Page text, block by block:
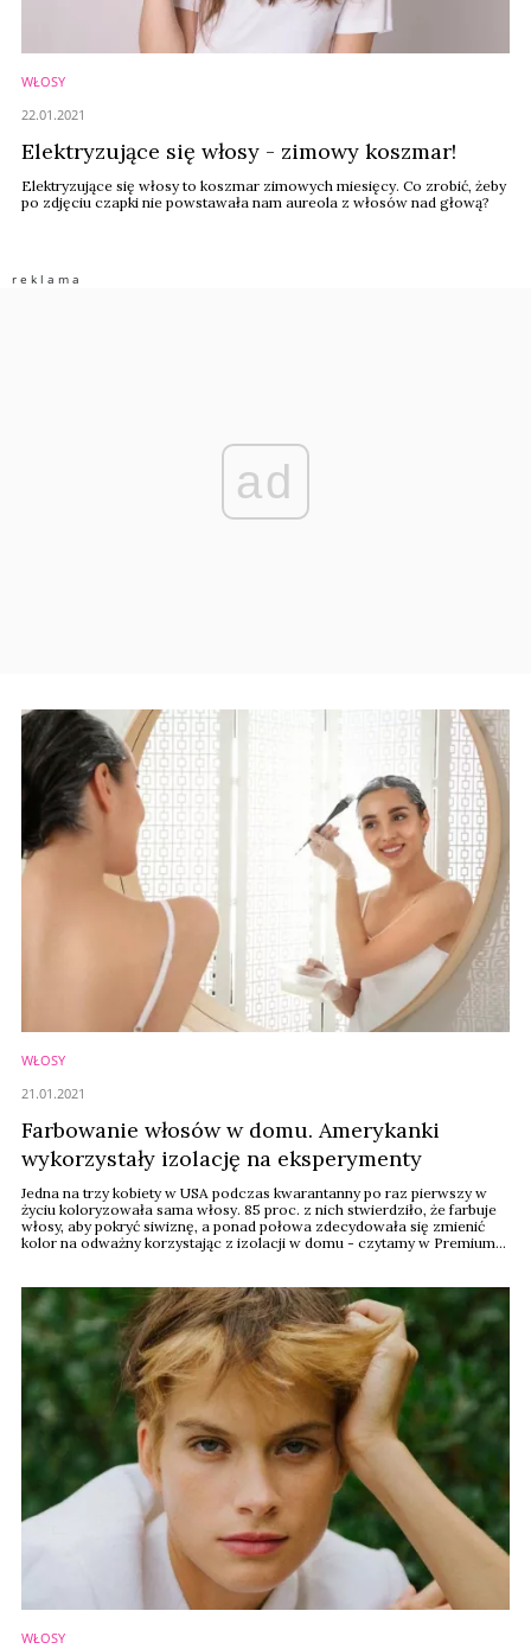
WŁOSY
Elektryzujące się włosy - zimowy koszmar!
Elektryzujące się włosy to koszmar zimowych miesięcy. Co zrobić, żeby
po zdjęciu czapki nie powstawała nam aureola z włosów nad głową?
22.01.2021
ad
WŁOSY
Farbowanie włosów w domu. Amerykanki
wykorzystały izolację na eksperymenty
Jedna na trzy kobiety w USA podczas kwarantanny po raz pierwszy w
życiu koloryzowała sama włosy. 85 proc. z nich stwierdziło, że farbuje
włosy, aby pokryć siwiznę, a ponad połowa zdecydowała się zmienić
kolor na odważny korzystając z izolacji w domu - czytamy w Premium
21.01.2021
WŁOSY